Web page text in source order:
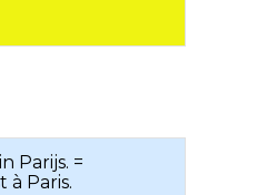
Parijs. =
à Paris.